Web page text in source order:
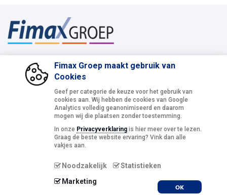
Fimax Groep maakt gebruik van
Cookies
Geef per categorie de keuze voor het gebruik van
cookies aan. Wij hebben de cookies van Google
Analytics volledig geanonimiseerd en daarom
mogen wij die plaatsen zonder toestemming.
In onze Privacyverklaring is hier meer over te lezen.
Graag de beste website ervaring? Vink dan alle
vakjes aan.
Noodzakelijk
Statistieken
Marketing
OK
© Fimax Groep 2026
Privacy statement en cookies
Corona
Rozengaardseweg 25
7001 DN Doetinchem
E info@fimaxgroep.nl